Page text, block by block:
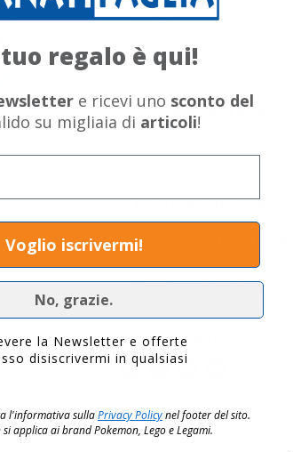
Questo articolo
La spedizione in
Consegna
Spedizione
Informazioni
Rocco Giocattoli
Via Antonio Carruccio,
Email:
Condividi questo:
regalo è qui!
e ricevi uno sconto del
su migliaia di articoli!
Voglio iscrivermi!
No, grazie.
la Newsletter e offerte
disiscrivermi in qualsiasi
l'informativa sullaPrivacy Policynel footer del sito.
si applica ai brandPokemon, Lego e Legami.